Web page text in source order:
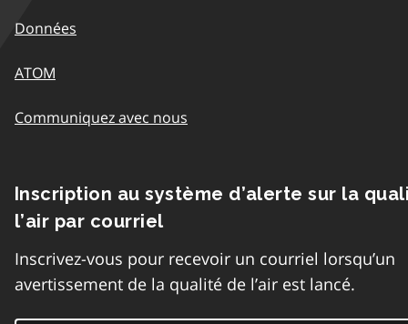
Données
ATOM
Communiquez avec nous
Inscription au système d’alerte sur la
l’air par courriel
Inscrivez-vous pour recevoir un courriel lorsqu’un
avertissement de la qualité de l’air est lancé.